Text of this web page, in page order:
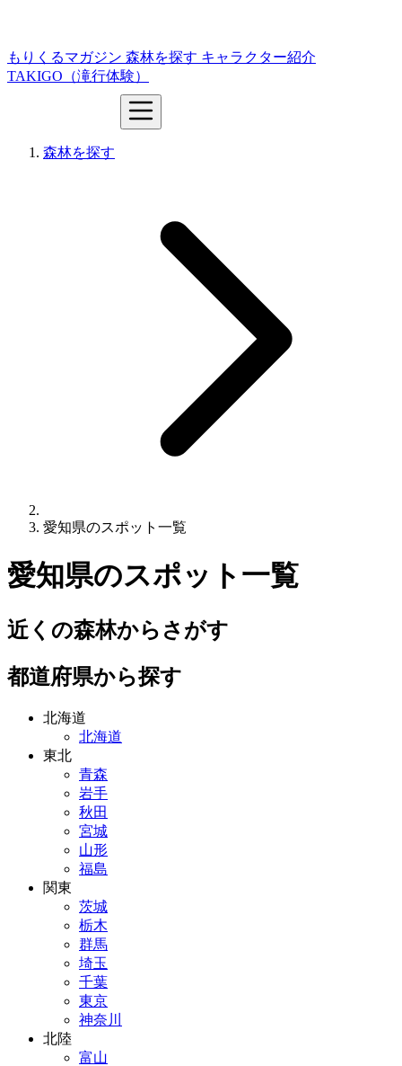
もりくるマガジン 森林を探す キャラクター紹介
TAKIGO（滝行体験）
森林を探す
愛知県のスポット一覧
愛知県のスポット一覧
近くの森林からさがす
都道府県から探す
北海道
北海道
東北
青森
岩手
秋田
宮城
山形
福島
関東
茨城
栃木
群馬
埼玉
千葉
東京
神奈川
北陸
富山